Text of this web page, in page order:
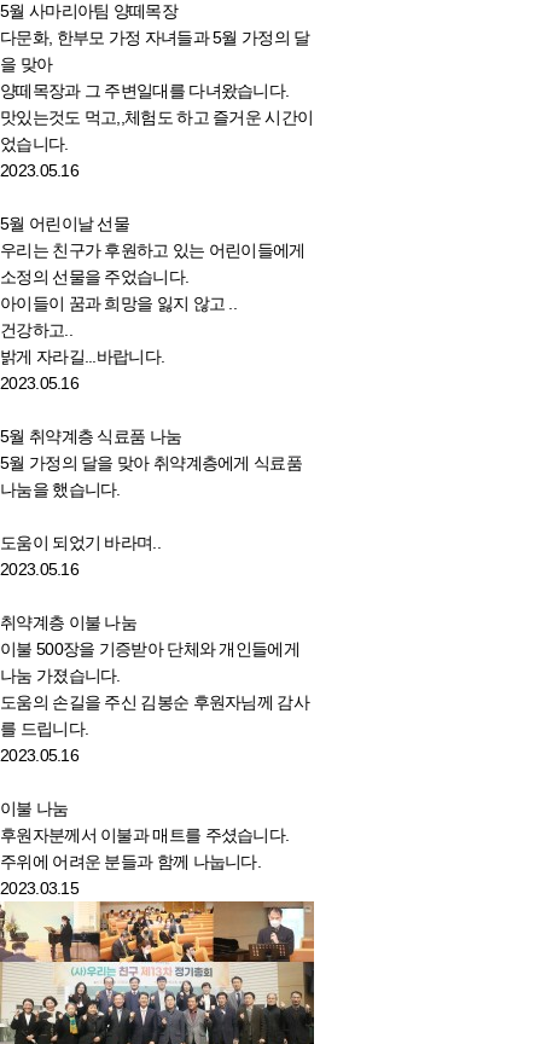
5월 사마리아팀 양떼목장
다문화, 한부모 가정 자녀들과 5월 가정의 달
을 맞아
양떼목장과 그 주변일대를 다녀왔습니다.
맛있는것도 먹고,,체험도 하고 즐거운 시간이
었습니다.
2023.05.16
5월 어린이날 선물
우리는 친구가 후원하고 있는 어린이들에게
소정의 선물을 주었습니다.
아이들이 꿈과 희망을 잃지 않고 ..
건강하고..
밝게 자라길...바랍니다.
2023.05.16
5월 취약계층 식료품 나눔
5월 가정의 달을 맞아 취약계층에게 식료품
나눔을 했습니다.
도움이 되었기 바라며..
2023.05.16
취약계층 이불 나눔
이불 500장을 기증받아 단체와 개인들에게
나눔 가졌습니다.
도움의 손길을 주신 김봉순 후원자님께 감사
를 드립니다.
2023.05.16
이불 나눔
후원자분께서 이불과 매트를 주셨습니다.
주위에 어려운 분들과 함께 나눕니다.
2023.03.15